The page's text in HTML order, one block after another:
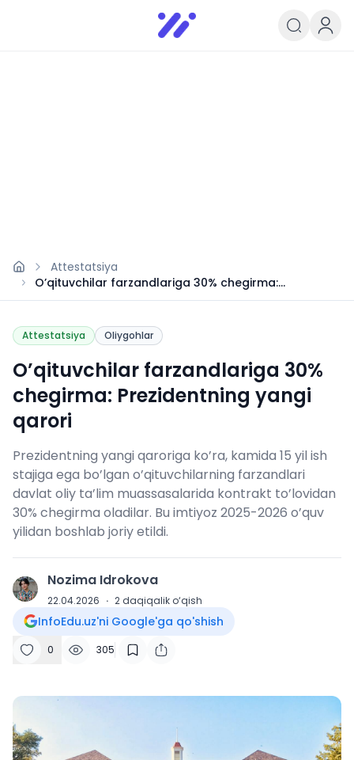
Infoedu
Ta&#039;lim xabarlari va
Attestatsiya
O’qituvchilar farzandlariga 30% chegirma:
Prezidentning yangi qarori
Attestatsiya Oliygohlar
O’qituvchilar farzandlariga 30%
chegirma: Prezidentning yangi
qarori
Prezidentning yangi qaroriga ko’ra, kamida 15 yil ish
stajiga ega bo’lgan o’qituvchilarning farzandlari
davlat oliy ta’lim muassasalarida kontrakt to’lovidan
30% chegirma oladilar. Bu imtiyoz 2025-2026 o’quv
yilidan boshlab joriy etildi.
N Nozima Idrokova
22.04.2026 · 2 daqiqalik o‘qish
InfoEdu.uz'ni Google'ga qo'shish
0 305